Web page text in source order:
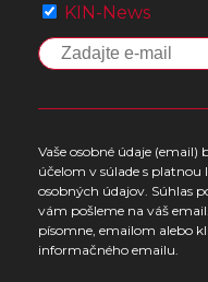
KIN-News
Vaše osobné údaje
účelom v súlade s
osobných údajov. Súhlas
vám pošleme na váš
písomne, emailom alebo
informačného emailu.